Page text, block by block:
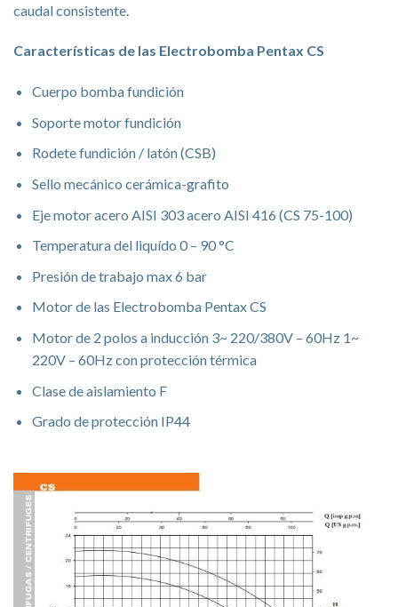
caudal consistente.
Características de las Electrobomba Pentax CS
Cuerpo bomba fundición
Soporte motor fundición
Rodete fundición / latón (CSB)
Sello mecánico cerámica-grafito
Eje motor acero AISI 303 acero AISI 416 (CS 75-100)
Temperatura del liquído 0 – 90 °C
Presión de trabajo max 6 bar
Motor de las Electrobomba Pentax CS
Motor de 2 polos a inducción 3~ 220/380V – 60Hz 1~
220V – 60Hz con protección térmica
Clase de aislamiento F
Grado de protección IP44